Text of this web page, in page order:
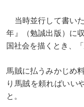
当時並行して書い
年』（勉誠出版）に
国社会を描くとき、
馬賊に払うみかじめ
り馬賊を頼ればいい
と。